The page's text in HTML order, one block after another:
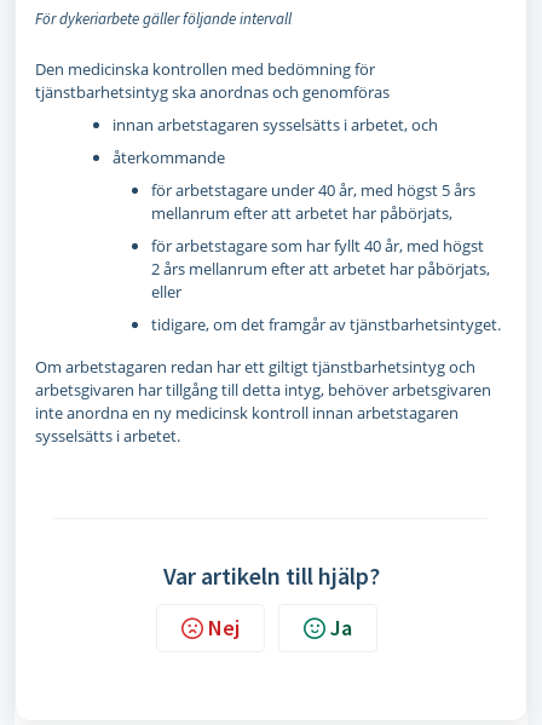
För dykeriarbete gäller följande intervall
Den medicinska kontrollen med bedömning för
tjänstbarhetsintyg ska anordnas och genomföras
innan arbetstagaren sysselsätts i arbetet, och
återkommande
för arbetstagare under 40 år, med högst 5 års
mellanrum efter att arbetet har påbörjats,
för arbetstagare som har fyllt 40 år, med högst
2 års mellanrum efter att arbetet har påbörjats,
eller
tidigare, om det framgår av tjänstbarhetsintyget.
Om arbetstagaren redan har ett giltigt tjänstbarhetsintyg och
arbetsgivaren har tillgång till detta intyg, behöver arbetsgivaren
inte anordna en ny medicinsk kontroll innan arbetstagaren
sysselsätts i arbetet.
Var artikeln till hjälp?
Nej Ja